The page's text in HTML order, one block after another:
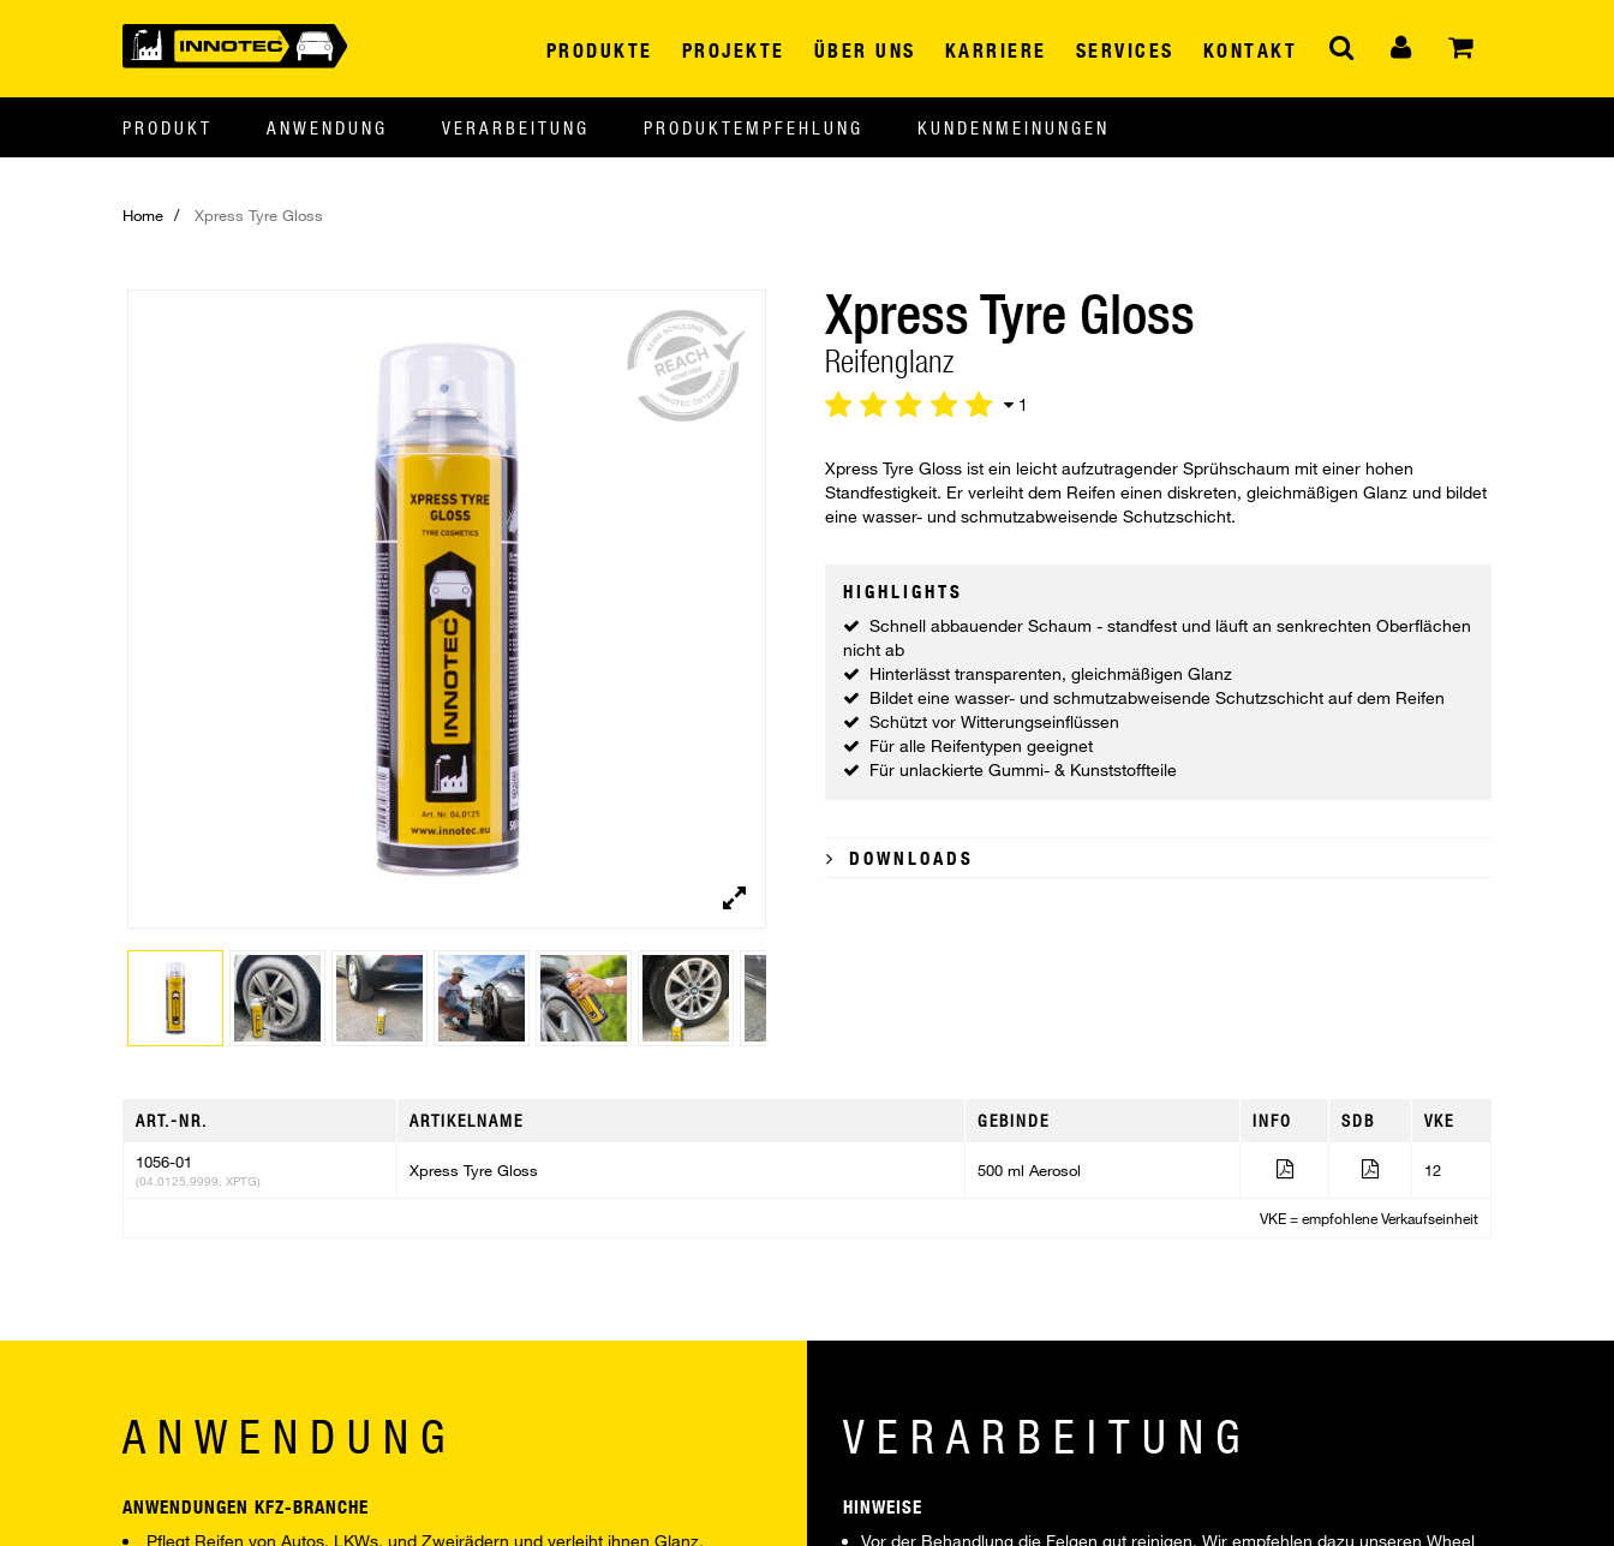
PRODUKTE PROJEKTE ÜBER UNS KARRIERE SERVICES KONTAKT
PRODUKT ANWENDUNG VERARBEITUNG PRODUKTEMPFEHLUNG KUNDENMEINUNGEN
Home Xpress Tyre Gloss
Xpress Tyre Gloss
Reifenglanz
1
Xpress Tyre Gloss ist ein leicht aufzutragender Sprühschaum mit einer hohen
Standfestigkeit. Er verleiht dem Reifen einen diskreten, gleichmäßigen Glanz und bildet
eine wasser- und schmutzabweisende Schutzschicht.
HIGHLIGHTS
Schnell abbauender Schaum - standfest und läuft an senkrechten Oberflächen
nicht ab
Hinterlässt transparenten, gleichmäßigen Glanz
Bildet eine wasser- und schmutzabweisende Schutzschicht auf dem Reifen
Schützt vor Witterungseinflüssen
Für alle Reifentypen geeignet
Für unlackierte Gummi- & Kunststoffteile
DOWNLOADS
ART.-NR. ARTIKELNAME GEBINDE INFO SDB VKE
1056-01
(04.0125.9999, XPTG)
Xpress Tyre Gloss 500 ml Aerosol 12
VKE = empfohlene Verkaufseinheit
ANWENDUNG
ANWENDUNGEN KFZ-BRANCHE
Pflegt Reifen von Autos, LKWs, und Zweirädern und verleiht ihnen Glanz.
VERARBEITUNG
HINWEISE
Vor der Behandlung die Felgen gut reinigen. Wir empfehlen dazu unseren Wheel